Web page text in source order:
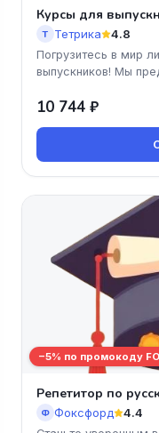
Курсы для
Т Тетрика 4.8
Погрузитесь в мир
выпускников! Мы
10 744 ₽
−5% по промокоду
Репетитор по
Ф Фоксфорд 4.4